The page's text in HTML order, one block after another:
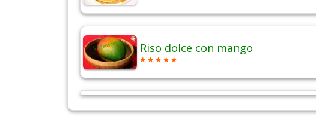
Riso dolce con mango